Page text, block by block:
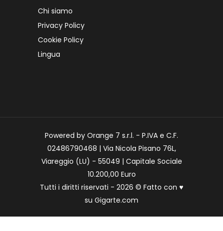
Chi siamo
Privacy Policy
Cookie Policy
Lingua
Powered by Orange 7 s.r.l. - P.IVA e C.F.
02486790468 | Via Nicola Pisano 76L,
Viareggio (LU) - 55049 | Capitale Sociale
10.200,00 Euro
Tutti i diritti riservati - 2026 © Fatto con ♥
su Gigarte.com